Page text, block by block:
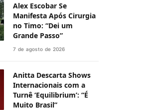
Alex Escobar Se
Manifesta Após Cirurgia
no Timo: “Dei um
Grande Passo”
7 de agosto de 2026
Anitta Descarta Shows
Internacionais com a
Turnê ‘Equilibrium’: “É
Muito Brasil”